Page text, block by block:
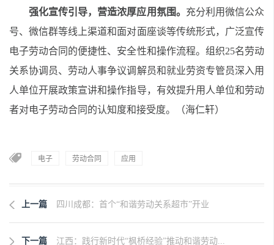
强化宣传引导，营造浓厚应用氛围。 充分利用微信公众
号、微信群等线上渠道和面对面座谈等传统形式，广泛宣传
电子劳动合同的便捷性、安全性和操作流程。组织25名劳动
关系协调员、劳动人事争议调解员和就业劳资专管员深入用
人单位开展政策宣讲和操作指导，有效提升用人单位和劳动
者对电子劳动合同的认知度和接受度。
（海仁轩）
电子 劳动合同 应用
上一篇 四川成都：首个“和谐劳动关系超市”开业
下一篇 江西：践行新时代“枫桥经验”推动和谐劳动...